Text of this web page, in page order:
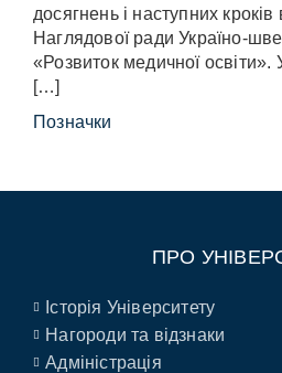
досягнень і наступних
Наглядової ради Україно-
«Розвиток медичної освіти».
[…]
Позначки
ПРО
Історія Університету
Нагороди та відзнаки
Адміністрація